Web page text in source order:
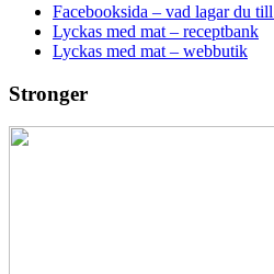
Facebooksida – vad lagar du
Lyckas med mat – receptbank
Lyckas med mat – webbutik
Stronger